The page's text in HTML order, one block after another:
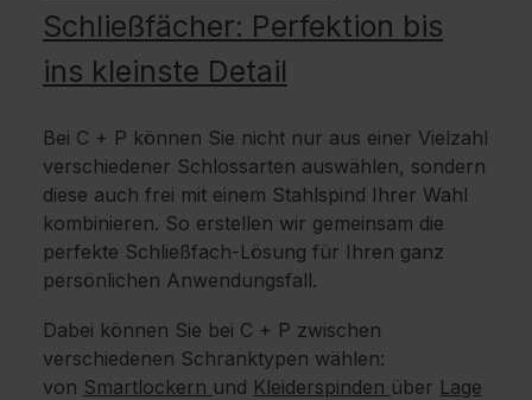
Schließfächer: Perfektion bis
ins kleinste Detail
Bei C + P können Sie nicht nur aus einer Vielzahl
verschiedener Schlossarten auswählen, sondern
diese auch frei mit einem Stahlspind Ihrer Wahl
kombinieren. So erstellen wir gemeinsam die
perfekte Schließfach-Lösung für Ihren ganz
persönlichen Anwendungsfall.
Dabei können Sie bei C + P zwischen
verschiedenen Schranktypen wählen:
von Smartlockern und Kleiderspinden über Lage